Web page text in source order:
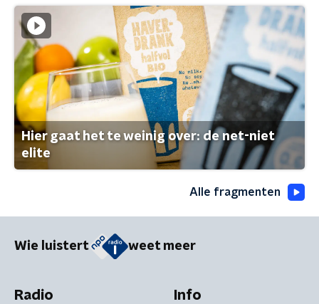
Hier gaat het te weinig over: de net-niet
elite
Alle fragmenten
Wie luistert weet meer
Radio Info